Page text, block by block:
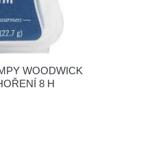
WOODWICK
8 H